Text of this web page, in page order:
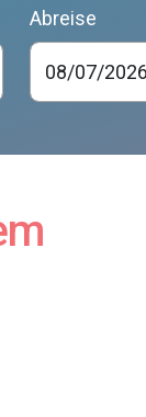
Abreise